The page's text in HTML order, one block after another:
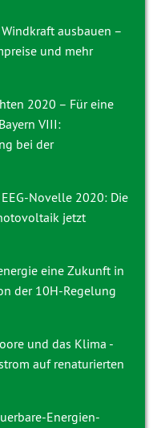
Windkraft ausbauen –
und mehr
2020 – Für eine
VIII:
bei der
EEG-Novelle 2020: Die
jetzt
eine Zukunft in
der 10H-Regelung
und das Klima -
auf renaturierten
Energien-